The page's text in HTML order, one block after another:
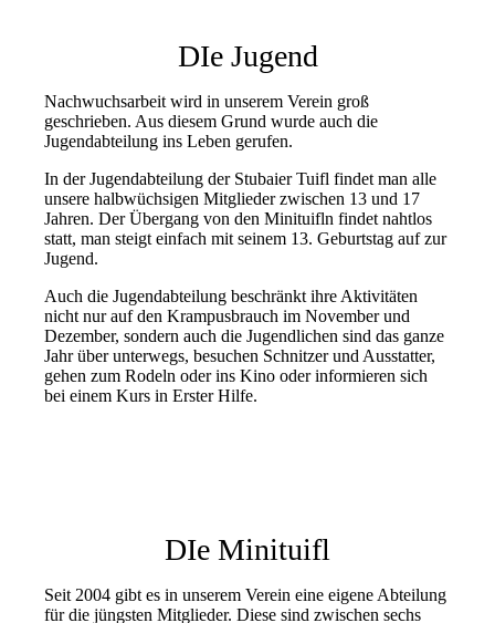
DIe Jugend
Nachwuchsarbeit wird in unserem Verein groß
geschrieben. Aus diesem Grund wurde auch die
Jugendabteilung ins Leben gerufen.
In der Jugendabteilung der Stubaier Tuifl findet man alle
unsere halbwüchsigen Mitglieder zwischen 13 und 17
Jahren. Der Übergang von den Minituifln findet nahtlos
statt, man steigt einfach mit seinem 13. Geburtstag auf zur
Jugend.
Auch die Jugendabteilung beschränkt ihre Aktivitäten
nicht nur auf den Krampusbrauch im November und
Dezember, sondern auch die Jugendlichen sind das ganze
Jahr über unterwegs, besuchen Schnitzer und Ausstatter,
gehen zum Rodeln oder ins Kino oder informieren sich
bei einem Kurs in Erster Hilfe.
DIe Minituifl
Seit 2004 gibt es in unserem Verein eine eigene Abteilung
für die jüngsten Mitglieder. Diese sind zwischen sechs